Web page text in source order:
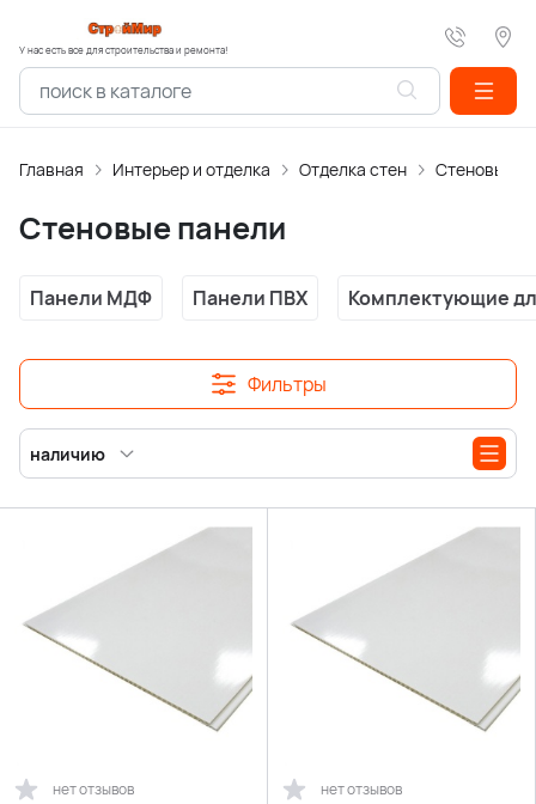
У нас есть все для строительства и ремонта!
Главная Интерьер и отделка Отделка стен Стеновые
Стеновые панели
Панели МДФ Панели ПВХ Комплектующие
Фильтры
наличию
нет отзывов нет отзывов